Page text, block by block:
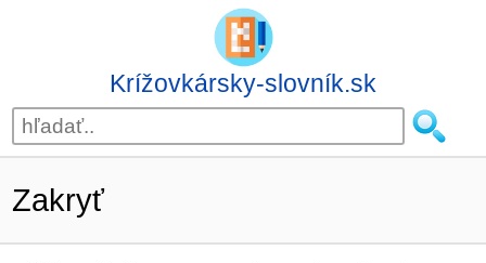
Krížovkársky-slovník.sk
Zakryť